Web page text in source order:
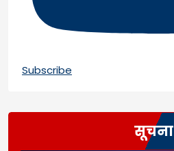
Subscribe
सूचना